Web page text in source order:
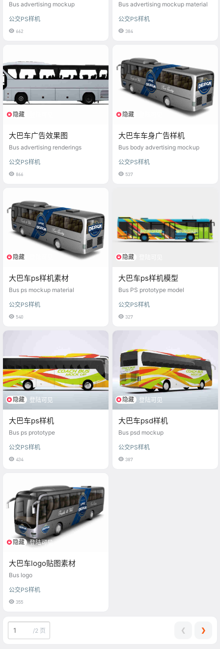
Bus advertising mockup
公交PS样机
662
Bus advertising mockup material
公交PS样机
384
隐藏
大巴车广告效果图
Bus advertising renderings
公交PS样机
866
隐藏
大巴车车身广告样机
Bus body advertising mockup
公交PS样机
537
隐藏
大巴车ps样机素材
Bus ps mockup material
公交PS样机
540
隐藏
大巴车ps样机模型
Bus PS prototype model
公交PS样机
327
隐藏 登陆可见
大巴车ps样机
Bus ps prototype
公交PS样机
434
隐藏 登陆可见
大巴车psd样机
Bus psd mockup
公交PS样机
387
隐藏 登陆可见
大巴车logo贴图素材
Bus logo
公交PS样机
355
/2 页 ❮ ❯